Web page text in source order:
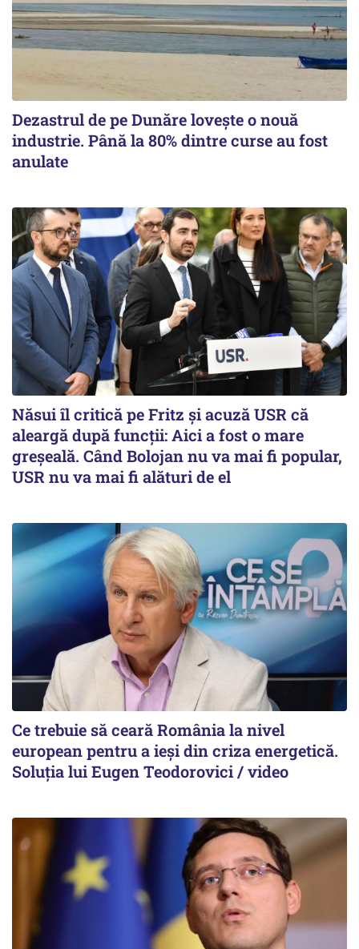
Dezastrul de pe Dunăre lovește o nouă
industrie. Până la 80% dintre curse au fost
anulate
Năsui îl critică pe Fritz și acuză USR că
aleargă după funcții: Aici a fost o mare
greșeală. Când Bolojan nu va mai fi popular,
USR nu va mai fi alături de el
Ce trebuie să ceară România la nivel
european pentru a ieși din criza energetică.
Soluția lui Eugen Teodorovici / video